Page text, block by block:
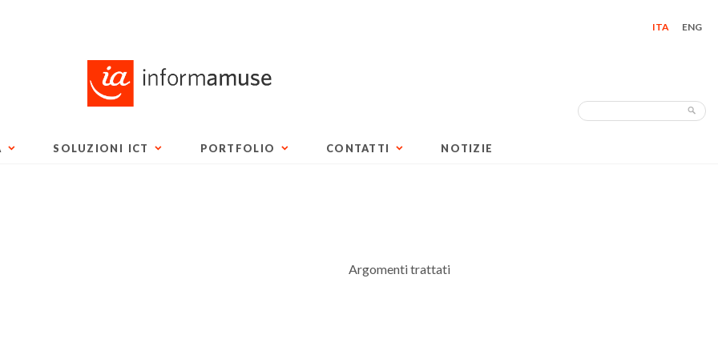
ITA ENG
SOLUZIONI ICT PORTFOLIO CONTATTI NOTIZIE
Search
Argomenti trattati